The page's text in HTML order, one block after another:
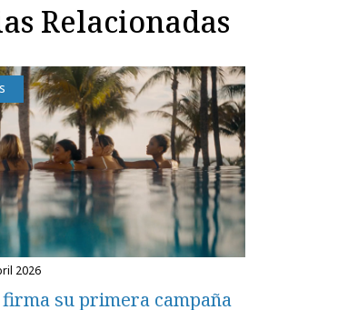
Relacionadas
2026
firma su primera campaña